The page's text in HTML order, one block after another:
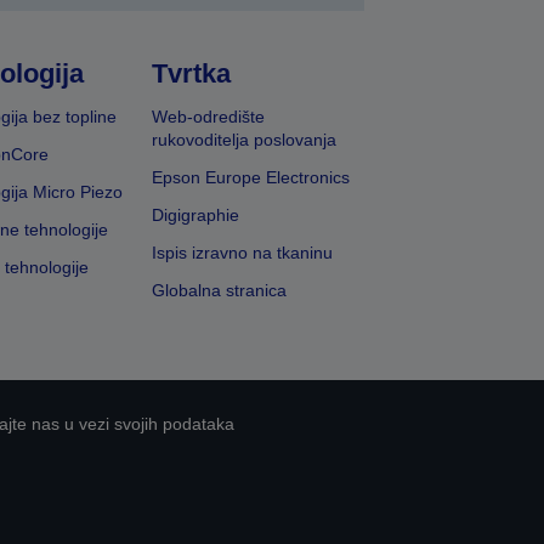
bez topline
Micro Piezo
tehnologije
tehnologije
Tvrtka
Web-odredište
rukovoditelja poslovanja
Epson Europe Electronics
Digigraphie
Ispis izravno na tkaninu
Globalna stranica
nas u vezi svojih podataka